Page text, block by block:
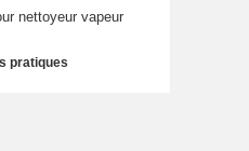
nettoyeur vapeur
pratiques